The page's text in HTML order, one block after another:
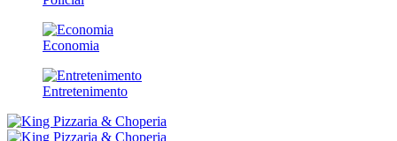
Economia
Entretenimento